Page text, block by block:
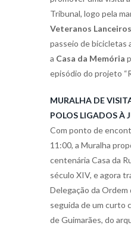
Tribunal, logo pela
Veteranos Lanceiros
passeio de bicicletas
a Casa da Memória
episódio do projeto
MURALHA DE
POLOS LIGADOS À
Com ponto de
11:00, a Muralha
centenária Casa da
século XIV, e agora
Delegação da Ordem
seguida de um curto
de Guimarães, do